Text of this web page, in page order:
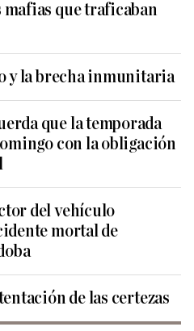
mafias que traficaban
y la brecha inmunitaria
que la temporada
con la obligación
del vehículo
mortal de
de las certezas